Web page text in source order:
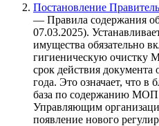
Постановление
— Правила содержания
07.03.2025).
имущества обязательно
гигиеническую очистку
срок действия документа
года. Это означает, что
база по содержанию МОП
Управляющим
появление нового